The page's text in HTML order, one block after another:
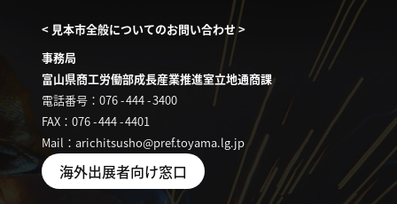
< 見本市全般についてのお問い合わせ >
事務局
富山県商工労働部成長産業推進室立地通商課
電話番号：076-444-3400
FAX：076-444-4401
Mail：arichitsusho@pref.toyama.lg.jp
海外出展者向け窓口